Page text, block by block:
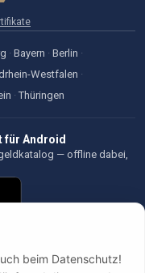
· Bayern · Berlin ·
Westfalen ·
· Thüringen
für Android
— offline dabei,
beim Datenschutz!